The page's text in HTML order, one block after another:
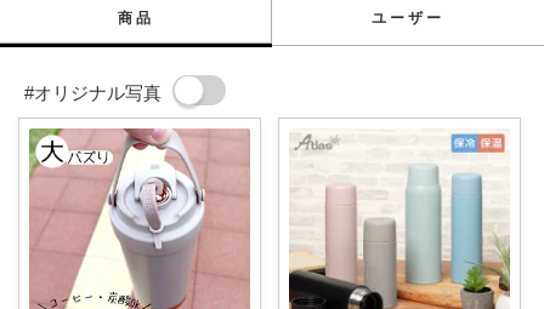
商品 ユーザー
#オリジナル写真